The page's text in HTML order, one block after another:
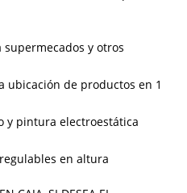
y otros
ubicación de productos en 1
y pintura electroestática
en altura